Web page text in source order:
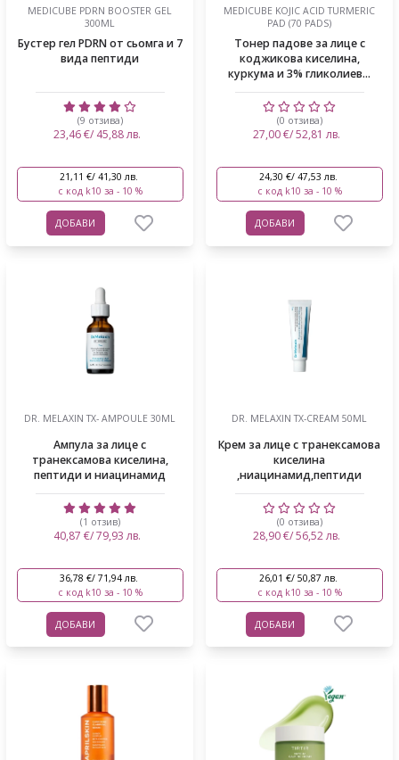
MEDICUBE PDRN BOOSTER GEL
300ML
Бустер гел PDRN от сьомга и 7
вида пептиди
(9 отзива)
23,46 €/ 45,88 лв.
21,11 €/ 41,30 лв.
с код k10 за - 10 %
ДОБАВИ
MEDICUBE KOJIC ACID TURMERIC
PAD (70 PADS)
Тонер падове за лице с
коджикова киселина,
куркума и 3% гликолиев...
(0 отзива)
27,00 €/ 52,81 лв.
24,30 €/ 47,53 лв.
с код k10 за - 10 %
ДОБАВИ
DR. MELAXIN TX- AMPOULE 30ML
Ампула за лице с
транексамова киселина,
пептиди и ниацинамид
(1 отзив)
40,87 €/ 79,93 лв.
36,78 €/ 71,94 лв.
с код k10 за - 10 %
ДОБАВИ
DR. MELAXIN TX-CREAM 50ML
Крем за лице с транексамова
киселина
,ниацинамид,пептиди
(0 отзива)
28,90 €/ 56,52 лв.
26,01 €/ 50,87 лв.
с код k10 за - 10 %
ДОБАВИ